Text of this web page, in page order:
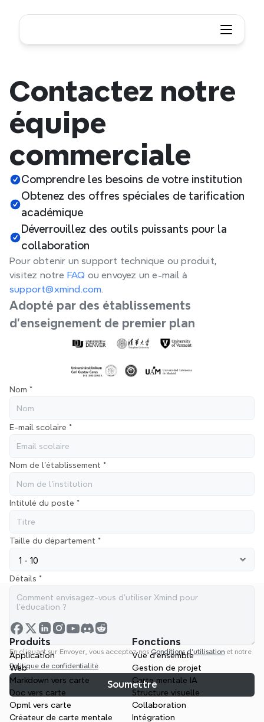
Contactez notre
équipe
commerciale
Comprendre les besoins de votre institution
Obtenez des offres spéciales de tarification
académique
Déverrouillez des outils puissants pour la
collaboration
Pour obtenir un support technique ou produit,
visitez notre FAQ
support@xmind.com.
Adopté par des établissements
d’enseignement de premier plan
Nom *
E-mail scolaire *
Nom de l’établissement *
Intitulé du poste *
Taille du département *
Détails *
En cliquant sur Envoyer, vous acceptez nos Conditions d’utilisation
Politique de confidentialité
Soumettre
Produits
Application
Web
Markdown vers carte
Doc vers carte
Opml vers carte
Créateur de carte mentale
Fonctions
Vue d'ensemble
Gestion de projet
Carte mentale IA
Structure visuelle
Collaboration
Intégration